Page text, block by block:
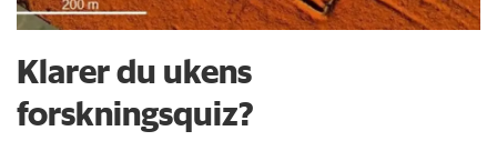
Klarer du ukens
forskningsquiz?